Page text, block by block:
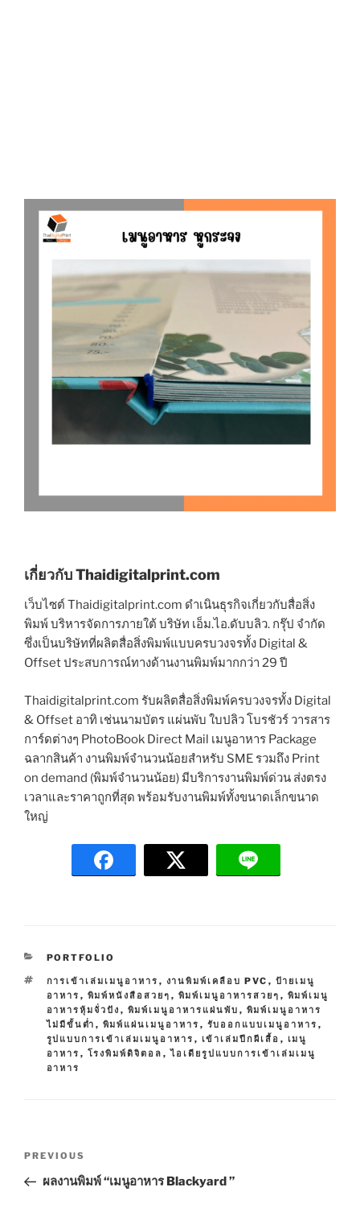
เกี่ยวกับ Thaidigitalprint.com
เว็บไซต์ Thaidigitalprint.com ดำเนินธุรกิจเกี่ยวกับสื่อสิ่ง
พิมพ์ บริหารจัดการภายใต้ บริษัท เอ็ม.ไอ.ดับบลิว. กรุ๊ป จำกัด
ซึ่งเป็นบริษัทที่ผลิตสื่อสิ่งพิมพ์แบบครบวงจรทั้ง Digital &
Offset ประสบการณ์ทางด้านงานพิมพ์มากกว่า 29 ปี
Thaidigitalprint.com รับผลิตสื่อสิ่งพิมพ์ครบวงจรทั้ง Digital
& Offset อาทิ เช่นนามบัตร แผ่นพับ ใบปลิว โบรชัวร์ วารสาร
การ์ดต่างๆ PhotoBook Direct Mail เมนูอาหาร Package
ฉลากสินค้า งานพิมพ์จำนวนน้อยสำหรับ SME รวมถึง Print
on demand (พิมพ์จำนวนน้อย) มีบริการงานพิมพ์ด่วน ส่งตรง
เวลาและราคาถูกที่สุด พร้อมรับงานพิมพ์ทั้งขนาดเล็กขนาด
ใหญ่
C
T
E
G
O
R
I
E
PORTFOLIO
T
A
G
S
การเข้าเล่มเมนูอาหาร , งานพิมพ์เคลือบ PVC , ป้ายเมนู
อาหาร , พิมพ์หนังสือสวยๆ , พิมพ์เมนูอาหารสวยๆ , พิมพ์เมนู
อาหารหุ้มจั่วปัง , พิมพ์เมนูอาหารแผ่นพับ , พิมพ์เมนูอาหาร
ไม่มีขั้นต่ำ , พิมพ์แผ่นเมนูอาหาร , รับออกแบบเมนูอาหาร ,
รูปแบบการเข้าเล่มเมนูอาหาร , เข้าเล่มปีกผีเสื้อ , เมนู
อาหาร , โรงพิมพ์ดิจิตอล ,ไอเดียรูปแบบการเข้าเล่มเมนู
อาหาร
s
P
r
PREVIOUS
ผลงานพิมพ์ “เมนูอาหาร Blackyard ”